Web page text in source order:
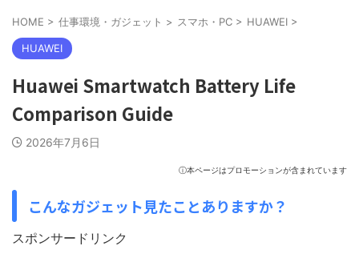
HOME > 仕事環境・ガジェット > スマホ・PC > HUAWEI >
HUAWEI
Huawei Smartwatch Battery Life
Comparison Guide
2026年7月6日
ⓘ本ページはプロモーションが含まれています
こんなガジェット見たことありますか？
スポンサードリンク